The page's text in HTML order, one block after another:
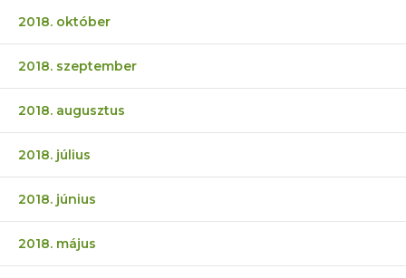
2018. október
2018. szeptember
2018. augusztus
2018. július
2018. június
2018. május